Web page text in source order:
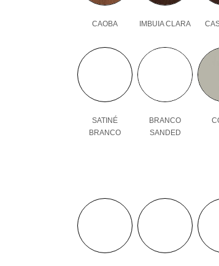
CAOBA IMBUIA CLARA
SATINÉ
BRANCO
BRANCO
SANDED